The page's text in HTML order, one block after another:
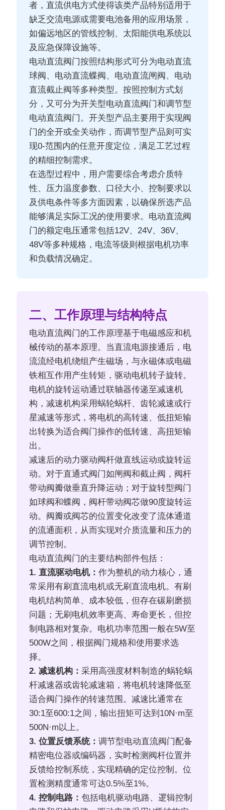
者，直流供电方式使得该类产品特别适用于
缺乏交流电源或需要电池备用的应用场景，
如偏远地区的管线控制、太阳能供电系统以
及应急保障设施等。
电动直流阀门按照结构形式可分为电动直流
球阀、电动直流蝶阀、电动直流闸阀、电动
直流截止阀等多种类型。按照控制方式划
分，又可分为开关型电动直流阀门和调节型
电动直流阀门。开关型产品主要用于实现阀
门的全开或全关动作，而调节型产品则可实
现0-范围内的任意开度定位，满足工艺过程
的精细控制需求。
在选型过程中，用户需要综合考虑介质特
性、压力温度参数、口径大小、控制要求以
及供电条件等多方面因素，以确保所选产品
能够满足实际工况的使用要求。电动直流阀
门的额定电压通常包括12V、24V、36V、
48V等多种规格，电流等级则根据电机功率
和负载情况确定。
二、工作原理与结构特点
电动直流阀门的工作原理基于电磁感应和机
械传动的基本原理。当直流电源接通后，电
流流经电机绕组产生磁场，与永磁体或电磁
铁相互作用产生转矩，驱动电机转子旋转。
电机的旋转运动通过联轴器传递至减速机
构，减速机构采用蜗轮蜗杆、齿轮减速或行
星减速等形式，将电机的高转速、低扭矩输
出转换为适合阀门操作的低转速、高扭矩输
出。
减速后的动力驱动阀杆做直线运动或旋转运
动。对于直通式阀门如闸阀和截止阀，阀杆
带动阀瓣做垂直升降运动；对于旋转型阀门
如球阀和蝶阀，阀杆带动阀芯做90度旋转运
动。阀瓣或阀芯的位置变化改变了流体通道
的流通面积，从而实现对介质流量和压力的
调节控制。
电动直流阀门的主要结构部件包括：
1. 直流驱动电机：作为整机的动力核心，通
常采用有刷直流电机或无刷直流电机。有刷
电机结构简单、成本较低，但存在碳刷磨损
问题；无刷电机效率更高、寿命更长，但控
制电路相对复杂。电机功率范围一般在5W至
500W之间，根据阀门规格和使用要求选
择。
2. 减速机构：采用高强度材料制造的蜗轮蜗
杆减速器或齿轮减速箱，将电机转速降低至
适合阀门操作的转速范围。减速比通常在
30:1至600:1之间，输出扭矩可达到10N·m至
500N·m以上。
3. 位置反馈系统：调节型电动直流阀门配备
精密电位器或编码器，实时检测阀杆位置并
反馈给控制系统，实现精确的定位控制。位
置检测精度通常可达0.5%至1%。
4. 控制电路：包括电机驱动电路、逻辑控制